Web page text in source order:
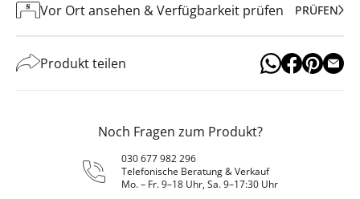
Vor Ort ansehen & Verfügbarkeit prüfen PRÜFEN
Produkt teilen
Noch Fragen zum Produkt?
030 677 982 296
Telefonische Beratung & Verkauf
Mo. – Fr. 9–18 Uhr, Sa. 9–17:30 Uhr